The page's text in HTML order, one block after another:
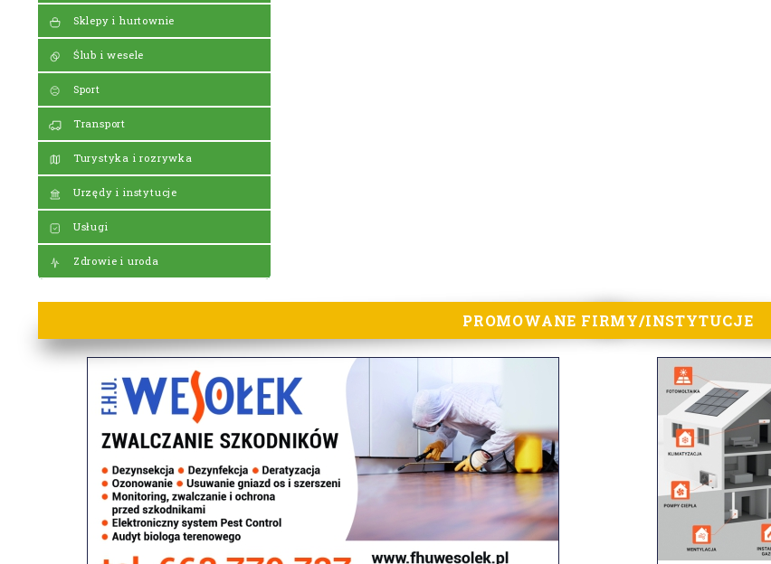
Sklepy i hurtownie
Ślub i wesele
Sport
Transport
Turystyka i rozrywka
Urzędy i instytucje
Usługi
Zdrowie i uroda
PROMOWANE FIRMY/INSTYTUCJE